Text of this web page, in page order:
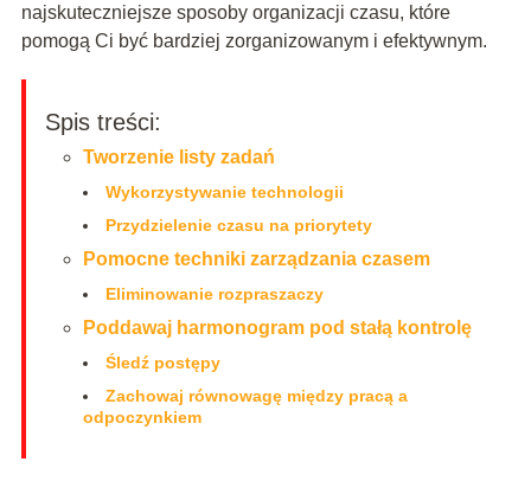
najskuteczniejsze sposoby organizacji czasu, które
pomogą Ci być bardziej zorganizowanym i efektywnym.
Spis treści:
Tworzenie listy zadań
Wykorzystywanie technologii
Przydzielenie czasu na priorytety
Pomocne techniki zarządzania czasem
Eliminowanie rozpraszaczy
Poddawaj harmonogram pod stałą kontrolę
Śledź postępy
Zachowaj równowagę między pracą a
odpoczynkiem